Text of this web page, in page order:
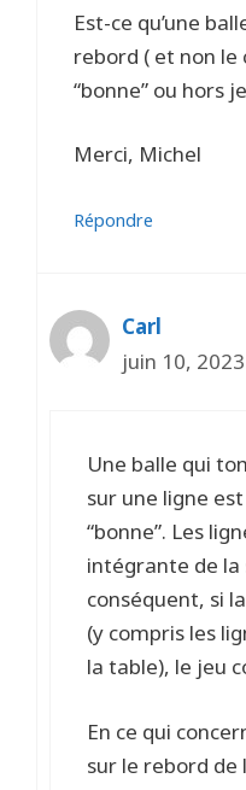
Est-ce qu’une
rebord ( et non le
“bonne” ou hors
Merci, Michel
Répondre
Carl
juin 10,
Une balle qui
sur une ligne
“bonne”. Les
intégrante de la
conséquent, si
(y compris les
la table), le jeu
En ce qui
sur le rebord de